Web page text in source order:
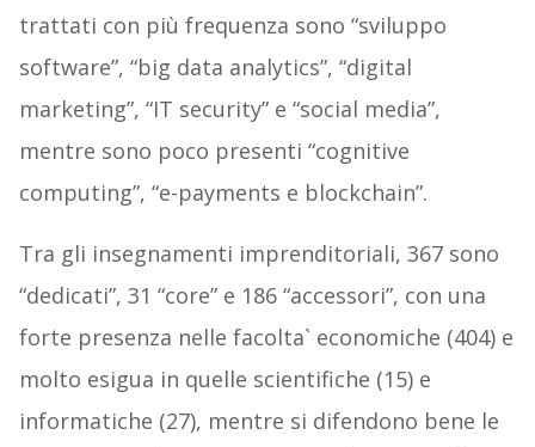
trattati con più frequenza sono “sviluppo
software”, “big data analytics”, “digital
marketing”, “IT security” e “social media”,
mentre sono poco presenti “cognitive
computing”, “e-payments e blockchain”.
Tra gli insegnamenti imprenditoriali, 367 sono
“dedicati”, 31 “core” e 186 “accessori”, con una
forte presenza nelle facolta` economiche (404) e
molto esigua in quelle scientifiche (15) e
informatiche (27), mentre si difendono bene le